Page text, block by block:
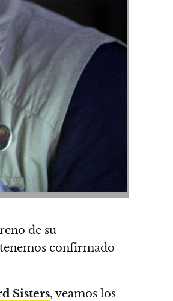
de su
confirmado
Sisters, veamos los